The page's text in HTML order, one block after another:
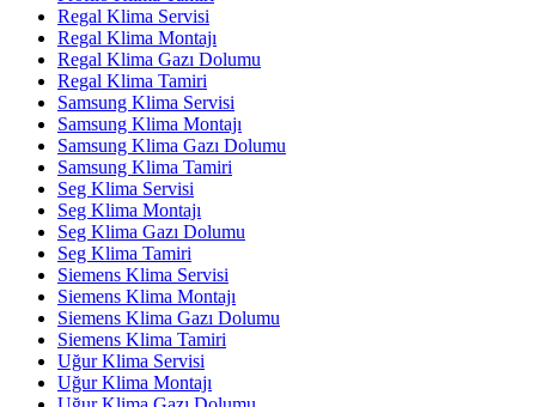
Regal Klima Servisi
Regal Klima Montajı
Regal Klima Gazı Dolumu
Regal Klima Tamiri
Samsung Klima Servisi
Samsung Klima Montajı
Samsung Klima Gazı Dolumu
Samsung Klima Tamiri
Seg Klima Servisi
Seg Klima Montajı
Seg Klima Gazı Dolumu
Seg Klima Tamiri
Siemens Klima Servisi
Siemens Klima Montajı
Siemens Klima Gazı Dolumu
Siemens Klima Tamiri
Uğur Klima Servisi
Uğur Klima Montajı